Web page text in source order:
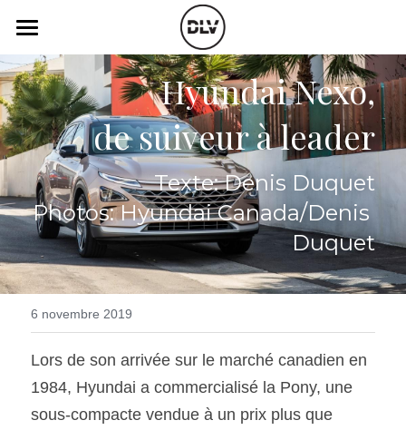
Catégories
Actualité Auto
Électrique
Histoire de chars
Art Automobile
Essais Routier
Opinion
Vidéo
Podcast
Radio FM
Télé RDS
Simulateur
Assurance
Rechercher
Hyundai Nexo,
de suiveur à leader
Texte: Denis Duquet
Photos: Hyundai Canada/Denis
Duquet
6 novembre 2019
Lors de son arrivée sur le marché canadien en
1984, Hyundai a commercialisé la Pony, une
sous-compacte vendue à un prix plus que
LES CATÉGORIES DE LA BOUTIQUE
Toutes les catégories